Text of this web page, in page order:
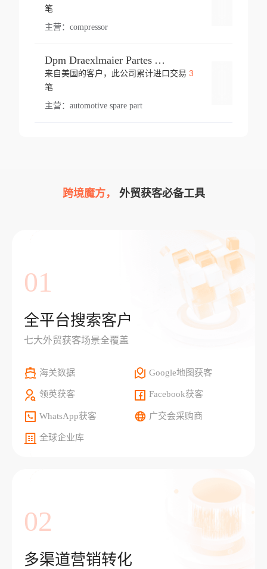
笔
主营： compressor
Dpm Draexlmaier Partes Automotrices Corr Ind Huejotzingo
来自美国的客户，此公司累计进口交易 3
笔
主营： automotive spare part
跨境魔方， 外贸获客必备工具
01
全平台搜索客户
七大外贸获客场景全覆盖
海关数据 Google地图获客
领英获客 Facebook获客
WhatsApp获客 广交会采购商
全球企业库
02
多渠道营销转化